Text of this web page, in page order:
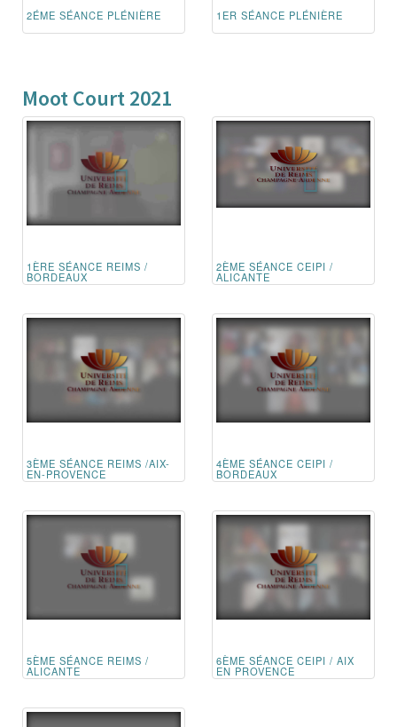
2ÉME SÉANCE PLÉNIÈRE 1ER SÉANCE PLÉNIÈRE
Moot Court 2021
1ÈRE SÉANCE REIMS /
BORDEAUX
2ÈME SÉANCE CEIPI /
ALICANTE
3ÈME SÉANCE REIMS /AIX-
EN-PROVENCE
4ÈME SÉANCE CEIPI /
BORDEAUX
5ÈME SÉANCE REIMS /
ALICANTE
6ÈME SÉANCE CEIPI / AIX
EN PROVENCE